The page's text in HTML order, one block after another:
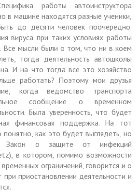
работы автоинструктора
в машине находятся разные ученики,
до десяти человек поочередно.
вируса при таких условиях работы
Все мысли были о том, что ни в коем
тогда деятельность автошколы
И на что тогда все это хозяйство
работать? Поэтому мои друзья
когда ведомство транспорта
сообщение о временном
Была уверенность, что будет
финансовая поддержка. На тот
как это будет выглядеть, но
Закон о защите от инфекций
в котором, помимо возможности
ограничений, говорится и о
приостановлении деятельности и